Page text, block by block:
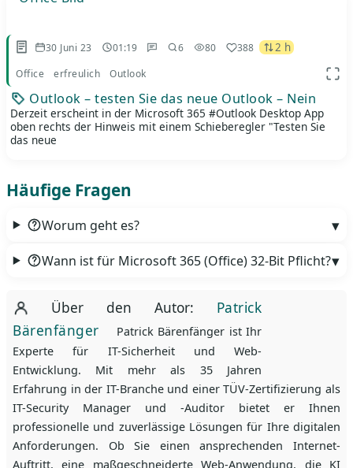
30 Juni 23 01:19 6 80 388 2 h
Office erfreulich Outlook
Outlook – testen Sie das neue Outlook – Nein
Derzeit erscheint in der Microsoft 365 #Outlook Desktop App
oben rechts der Hinweis mit einem Schieberegler "Testen Sie
das neue
Häufige Fragen
Worum geht es?
Wann ist für Microsoft 365 (Office) 32-Bit Pflicht?
Über den Autor: Patrick
Bärenfänger
Patrick Bärenfänger ist Ihr
Experte für IT-Sicherheit und Web-
Entwicklung. Mit mehr als 35 Jahren
Erfahrung in der IT-Branche und einer TÜV-Zertifizierung als
IT-Security Manager und -Auditor bietet er Ihnen
professionelle und zuverlässige Lösungen für Ihre digitalen
Anforderungen. Ob Sie einen ansprechenden Internet-
Auftritt, eine maßgeschneiderte Web-Anwendung, die KI